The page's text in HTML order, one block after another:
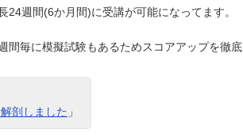
週間(6か月間)に受講が可能になってます。
間毎に模擬試験もあるためスコアアップを徹底
剖しました 」